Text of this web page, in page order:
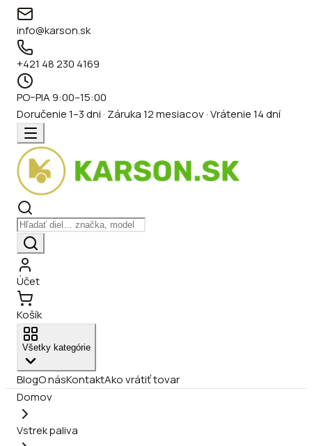
info@karson.sk
+421 48 230 4169
PO–PIA 9:00–15:00
Doručenie 1–3 dni · Záruka 12 mesiacov · Vrátenie 14 dní
Účet
Košík
Všetky kategórie
BlogO násKontaktAko vrátiť tovar
Domov
Vstrek paliva